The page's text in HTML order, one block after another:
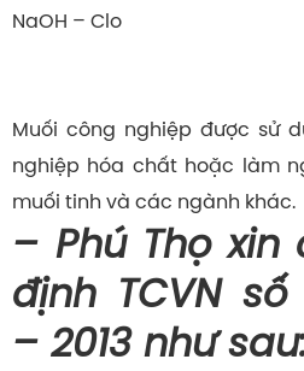
NaOH – Clo
Muối công nghiệp được sử
nghiệp hóa chất hoặc làm
muối tinh và các ngành khác.
– Phú Thọ
định TCVN số
– 2013 như